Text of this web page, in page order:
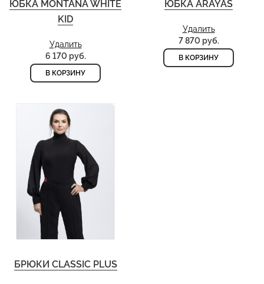
ЮБКА MONTANA WHITE
KID
Удалить
6 170 руб.
В КОРЗИНУ
ЮБКА ARAYAS
Удалить
7 870 руб.
В КОРЗИНУ
БРЮКИ CLASSIC PLUS